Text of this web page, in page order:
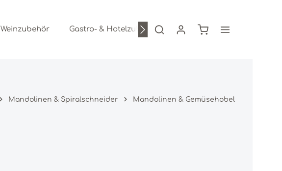
Weinzubehör Gastro- & Hotelzubehör Freizeitartikel
Warenkorb enthält
Mandolinen & Spiralschneider Mandolinen & Gemüsehobel